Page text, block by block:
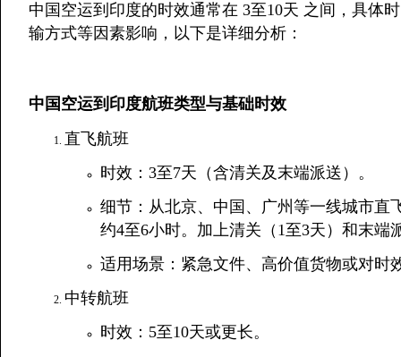
中国空运到印度的时效通常在 3至10天 之间，具体
输方式等因素影响，以下是详细分析：
中国空运到印度航班类型与基础时效
直飞航班
时效：3至7天（含清关及末端派送）。
细节：从北京、中国、广州等一线城市直
约4至6小时。加上清关（1至3天）和末端
适用场景：紧急文件、高价值货物或对时
中转航班
时效：5至10天或更长。